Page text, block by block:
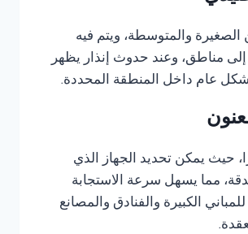
الصغيرة والمتوسطة، ويتم فيه
مناطق، وعند حدوث إنذار يظهر
عام داخل المنطقة المحددة.
حيث يمكن تحديد الجهاز الذي
مما يسهل سرعة الاستجابة
الكبيرة والفنادق والمصانع